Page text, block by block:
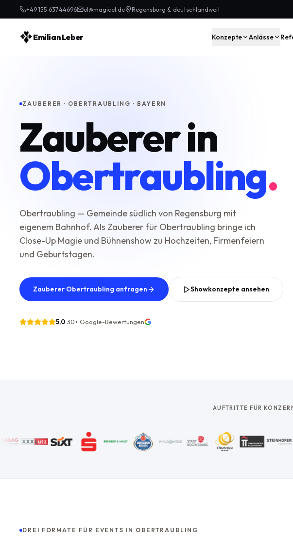
+49 155 63744696 el@magicel.de Regensburg & deutschlandweit
Emilian Leber Konzepte Anlässe
ZAUBERER · OBERTRAUBLING · BAYERN
Zauberer in
Obertraubling.
Obertraubling — Gemeinde südlich von Regensburg mit
eigenem Bahnhof. Als Zauberer für Obertraubling bringe ich
Close-Up Magie und Bühnenshow zu Hochzeiten, Firmenfeiern
und Geburtstagen.
Zauberer Obertraubling anfragen Showkonzepte ansehen
5,0·30+Google-Bewertungen
AUFTRITTE FÜR
DREI FORMATE FÜR EVENTS IN OBERTRAUBLING